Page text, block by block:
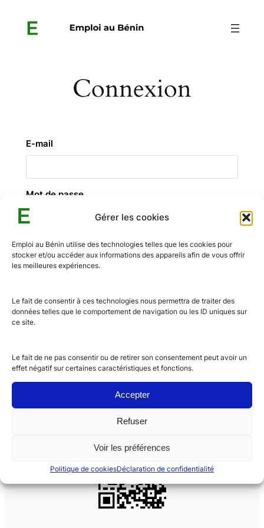
Gérer les cookies
Emploi au Bénin utilise des technologies telles que les cookies pour
stocker et/ou accéder aux informations des appareils afin de vous offrir
les meilleures expériences.
Le fait de consentir à ces technologies nous permettra de traiter des
données telles que le comportement de navigation ou les ID uniques sur
ce site.
Le fait de ne pas consentir ou de retirer son consentement peut avoir un
effet négatif sur certaines caractéristiques et fonctions.
Accepter
Refuser
Voir les préférences
Politique de cookiesDéclaration de confidentialité
contenu
Connexion
E-mail
Mot de passe
Mot de passe oublié ?